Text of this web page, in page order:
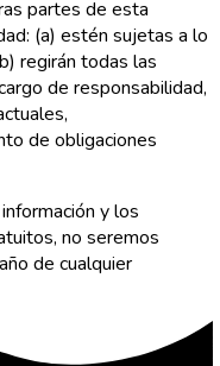
partes de esta
(a) estén sujetas a lo
regirán todas las
de responsabilidad,
de obligaciones
y los
no seremos
de cualquier